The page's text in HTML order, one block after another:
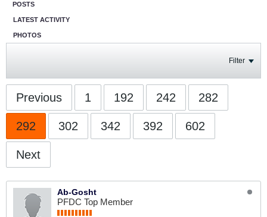
POSTS
LATEST ACTIVITY
PHOTOS
Filter
Previous 1 192 242 282
292 302 342 392 602
Next
Ab-Gosht
PFDC Top Member